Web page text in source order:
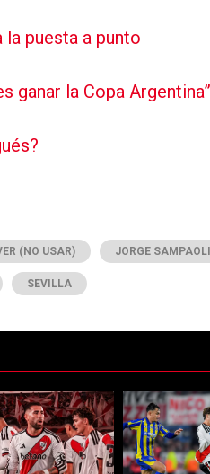
la puesta a punto
ganar la Copa Argentina”
(NO USAR) JORGE SAMPAOLI
SEVILLA
tendencia con el título "Opinión:
Un artículo de